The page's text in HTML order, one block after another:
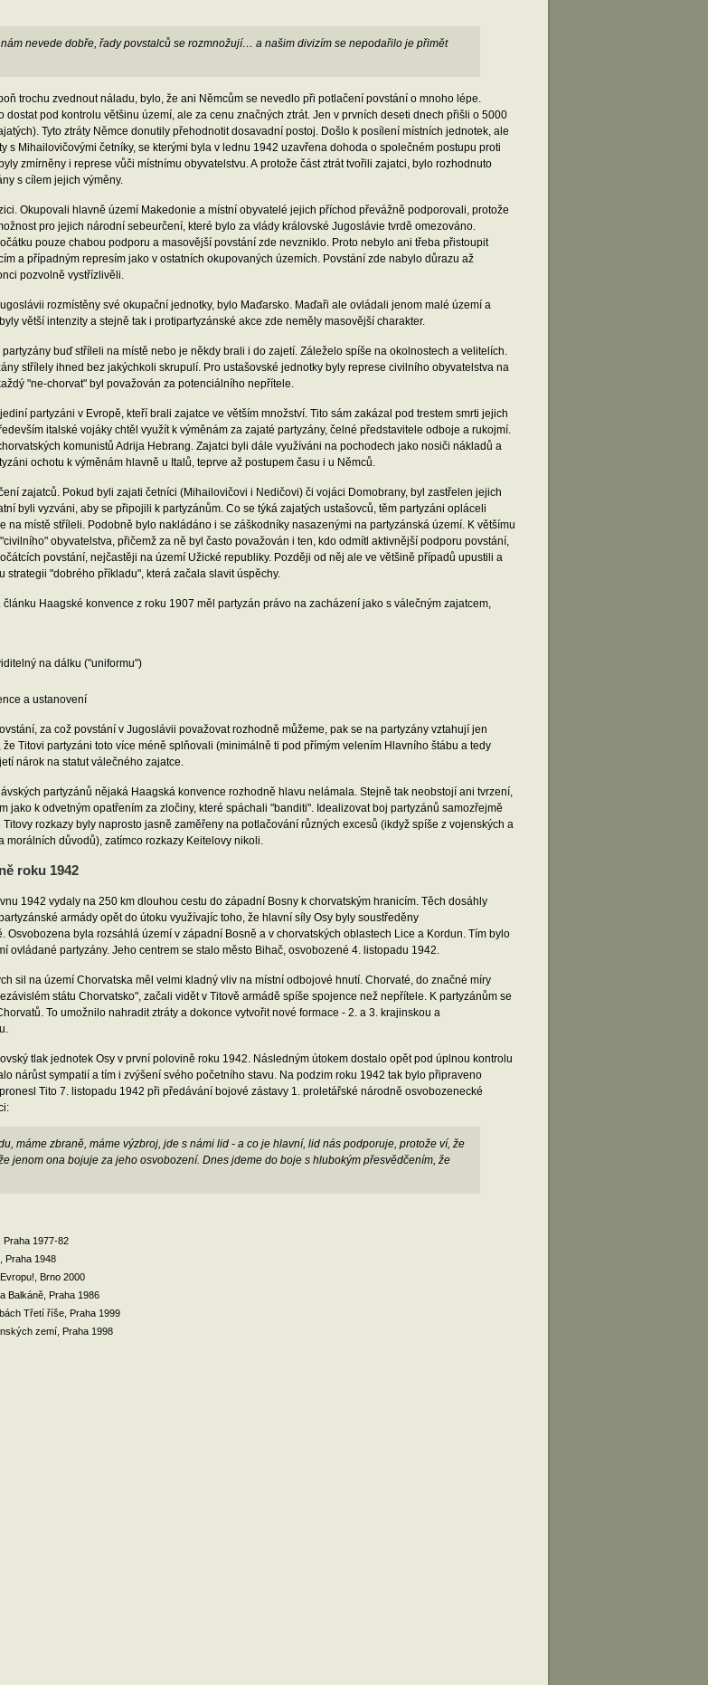
nevede dobře, řady povstalců se rozmnožují… a našim divizím se nepodařilo je přimět
trochu zvednout náladu, bylo, že ani Němcům se nevedlo při potlačení povstání o mnoho lépe.
dostat pod kontrolu většinu území, ale za cenu značných ztrát. Jen v prvních deseti dnech přišli o 5000
Tyto ztráty Němce donutily přehodnotit dosavadní postoj. Došlo k posílení místních jednotek, ale
s Mihailovičovými četníky, se kterými byla v lednu 1942 uzavřena dohoda o společném postupu proti
zmírněny i represe vůči místnímu obyvatelstvu. A protože část ztrát tvořili zajatci, bylo rozhodnuto
s cílem jejich výměny.
Okupovali hlavně území Makedonie a místní obyvatelé jejich příchod převážně podporovali, protože
pro jejich národní sebeurčení, které bylo za vlády královské Jugoslávie tvrdě omezováno.
pouze chabou podporu a masovější povstání zde nevzniklo. Proto nebylo ani třeba přistoupit
a případným represím jako v ostatních okupovaných územích. Povstání zde nabylo důrazu až
pozvolně vystřízlivěli.
rozmístěny své okupační jednotky, bylo Maďarsko. Maďaři ale ovládali jenom malé území a
větší intenzity a stejně tak i protipartyzánské akce zde neměly masovější charakter.
buď stříleli na místě nebo je někdy brali i do zajetí. Záleželo spíše na okolnostech a velitelích.
střílely ihned bez jakýchkoli skrupulí. Pro ustašovské jednotky byly represe civilního obyvatelstva na
"ne-chorvat" byl považován za potenciálního nepřítele.
partyzáni v Evropě, kteří brali zajatce ve větším množství. Tito sám zakázal pod trestem smrti jejich
italské vojáky chtěl využít k výměnám za zajaté partyzány, čelné představitele odboje a rukojmí.
komunistů Adrija Hebrang. Zajatci byli dále využíváni na pochodech jako nosiči nákladů a
ochotu k výměnám hlavně u Italů, teprve až postupem času i u Němců.
zajatců. Pokud byli zajati četníci (Mihailovičovi i Nedičovi) či vojáci Domobrany, byl zastřelen jejich
byli vyzváni, aby se připojili k partyzánům. Co se týká zajatých ustašovců, těm partyzáni opláceli
na místě stříleli. Podobně bylo nakládáno i se záškodníky nasazenými na partyzánská území. K většímu
obyvatelstva, přičemž za ně byl často považován i ten, kdo odmítl aktivnější podporu povstání,
povstání, nejčastěji na území Užické republiky. Později od něj ale ve většině případů upustili a
strategii "dobrého příkladu", která začala slavit úspěchy.
článku Haagské konvence z roku 1907 měl partyzán právo na zacházení jako s válečným zajatcem,
na dálku ("uniformu")
a ustanovení
za což povstání v Jugoslávii považovat rozhodně můžeme, pak se na partyzány vztahují jen
Titovi partyzáni toto více méně splňovali (minimálně ti pod přímým velením Hlavního štábu a tedy
nárok na statut válečného zajatce.
partyzánů nějaká Haagská konvence rozhodně hlavu nelámala. Stejně tak neobstojí ani tvrzení,
jako k odvetným opatřením za zločiny, které spáchali "banditi". Idealizovat boj partyzánů samozřejmě
rozkazy byly naprosto jasně zaměřeny na potlačování různých excesů (ikdyž spíše z vojenských a
morálních důvodů), zatímco rozkazy Keitelovy nikoli.
roku 1942
1942 vydaly na 250 km dlouhou cestu do západní Bosny k chorvatským hranicím. Těch dosáhly
armády opět do útoku využívajíc toho, že hlavní síly Osy byly soustředěny
Osvobozena byla rozsáhlá území v západní Bosně a v chorvatských oblastech Lice a Kordun. Tím bylo
ovládané partyzány. Jeho centrem se stalo město Bihač, osvobozené 4. listopadu 1942.
sil na území Chorvatska měl velmi kladný vliv na místní odbojové hnutí. Chorvaté, do značné míry
státu Chorvatsko", začali vidět v Titově armádě spíše spojence než nepřítele. K partyzánům se
To umožnilo nahradit ztráty a dokonce vytvořit nové formace - 2. a 3. krajinskou a
tlak jednotek Osy v první polovině roku 1942. Následným útokem dostalo opět pod úplnou kontrolu
nárůst sympatií a tím i zvýšení svého početního stavu. Na podzim roku 1942 tak bylo připraveno
Tito 7. listopadu 1942 při předávání bojové zástavy 1. proletářské národně osvobozenecké
máme zbraně, máme výzbroj, jde s námi lid - a co je hlavní, lid nás podporuje, protože ví, že
jenom ona bojuje za jeho osvobození. Dnes jdeme do boje s hlubokým přesvědčením, že
Praha 1977-82
Praha 1948
Brno 2000
Balkáně, Praha 1986
Třetí říše, Praha 1999
zemí, Praha 1998